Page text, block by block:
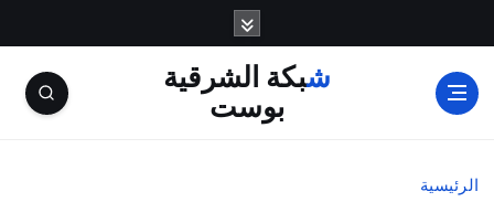
شبكة الشرقية
بوست
الرئيسية